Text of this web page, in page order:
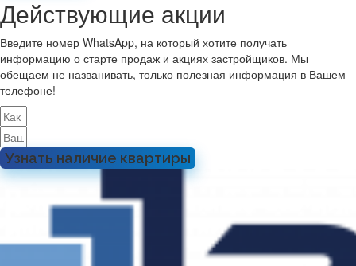
Действующие акции
Введите номер WhatsApp, на который хотите получать
информацию о старте продаж и акциях застройщиков. Мы
обещаем не названивать, только полезная информация в Вашем
телефоне!
Узнать наличие квартиры